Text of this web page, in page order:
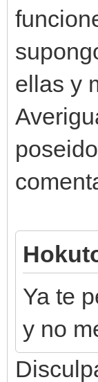
ellas y
Ya te
y no